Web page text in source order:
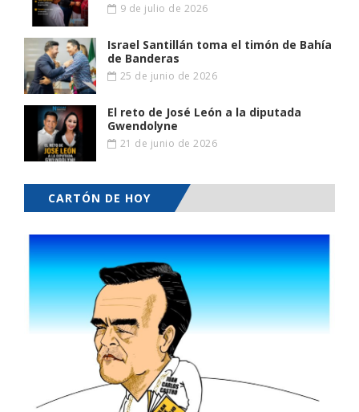
9 de julio de 2026
Israel Santillán toma el timón de Bahía
de Banderas
25 de junio de 2026
El reto de José León a la diputada
Gwendolyne
21 de junio de 2026
CARTÓN DE HOY